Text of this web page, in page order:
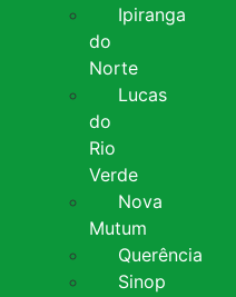
Ipiranga
do
Norte
Lucas
do
Rio
Verde
Nova
Mutum
Querência
Sinop